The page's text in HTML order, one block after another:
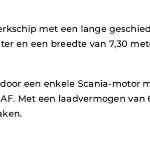
met een lange
en een breedte van 7,30
een enkele Scania-motor
Met een laadvermogen van